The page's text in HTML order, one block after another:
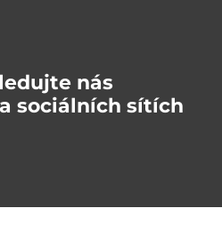
nás
sociálních sítích